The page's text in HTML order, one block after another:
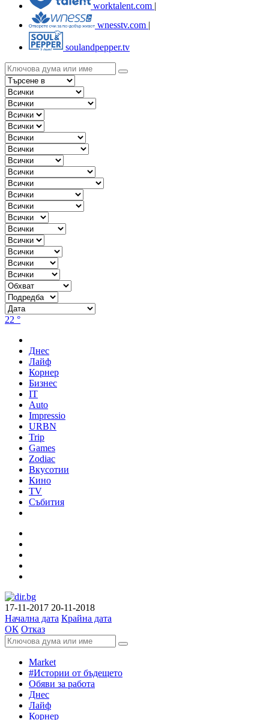
worktalent.com |
wnesstv.com |
soulandpepper.tv
22 °
Днес
Лайф
Корнер
Бизнес
IT
Auto
Impressio
URBN
Trip
Games
Zodiac
Вкусотии
Кино
TV
Събития
17-11-2017 20-11-2018
Начална дата Крайна дата
ОК Отказ
Market
#Истории от бъдещето
Обяви за работа
Днес
Лайф
Корнер